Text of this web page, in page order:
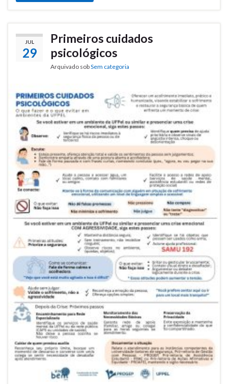
JUL
29
Primeiros cuidados
psicológicos
Arquivado sobSem categoria